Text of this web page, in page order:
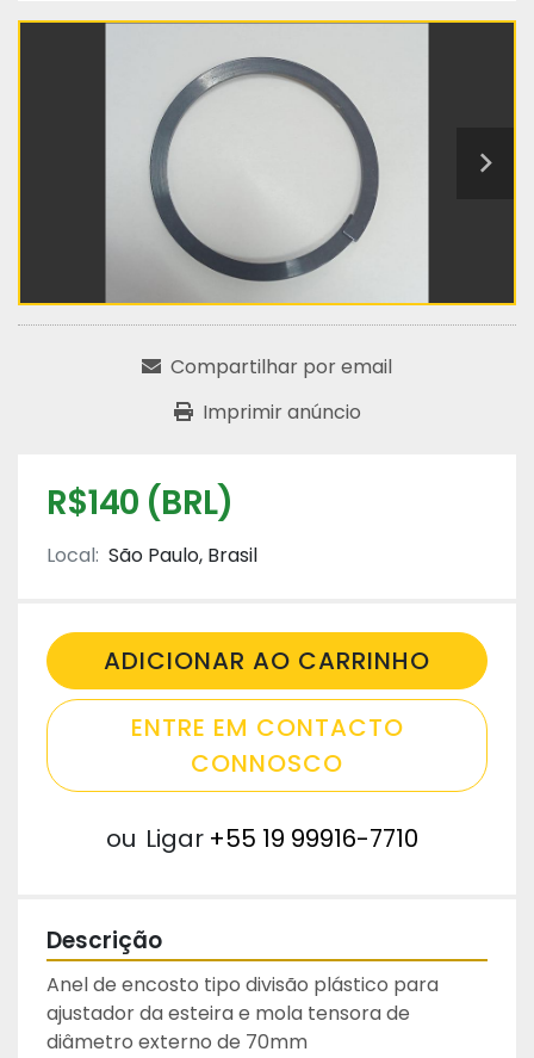
Compartilhar por email
Imprimir anúncio
R$140 (BRL)
Local: São Paulo, Brasil
ADICIONAR AO CARRINHO
ENTRE EM CONTACTO
CONNOSCO
ou Ligar +55 19 99916-7710
Descrição
Anel de encosto tipo divisão plástico para
ajustador da esteira e mola tensora de
diâmetro externo de 70mm